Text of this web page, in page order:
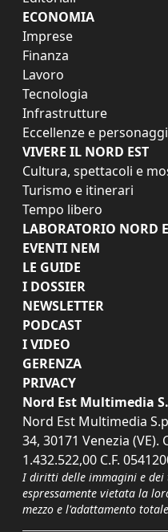
ECONOMIA
Imprese
Finanza
Lavoro
Tecnologia
Infrastrutture
Eccellenze e personaggi
VIVERE IL NORD EST
Cultura, spettacoli e
Turismo e itinerari
Tempo libero
LABORATORIO NORD
EVENTI NEM
LE GUIDE
I DOSSIER
NEWSLETTER
PODCAST
I VIDEO
GERENZA
PRIVACY
Nord Est Multimedia
Nord Est Multimedia
34, 30171 Venezia (VE).
1.432.522,00 C.F.
I diritti delle immagini e dei
espressamente vietata la
mezzo e l'adattamento